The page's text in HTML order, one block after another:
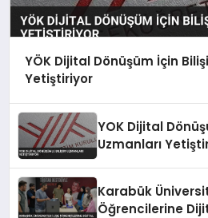
YÖK Dijital Dönüşüm İçin
Yetiştiriyor
YOK Dijital
Uzmanları
Karabük
Öğrencilerine